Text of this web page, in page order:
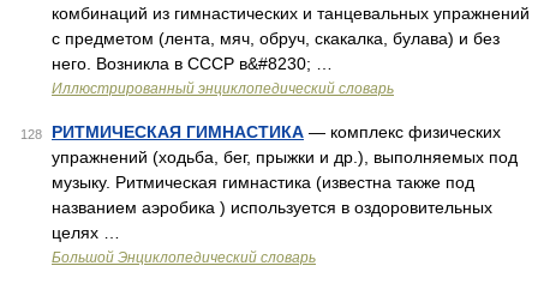
комбинаций из гимнастических и танцевальных упражнений
с предметом (лента, мяч, обруч, скакалка, булава) и без
него. Возникла в СССР в&#8230; …
Иллюстрированный энциклопедический словарь
128 РИТМИЧЕСКАЯ ГИМНАСТИКА — комплекс физических
упражнений (ходьба, бег, прыжки и др.), выполняемых под
музыку. Ритмическая гимнастика (известна также под
названием аэробика ) используется в оздоровительных
целях …
Большой Энциклопедический словарь